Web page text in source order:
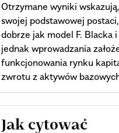
Otrzymane wyniki
swojej podstawowej
dobrze jak model F. Blacka
jednak wprowadzania
funkcjonowania rynku
zwrotu z aktywów
Article
Jak cytować